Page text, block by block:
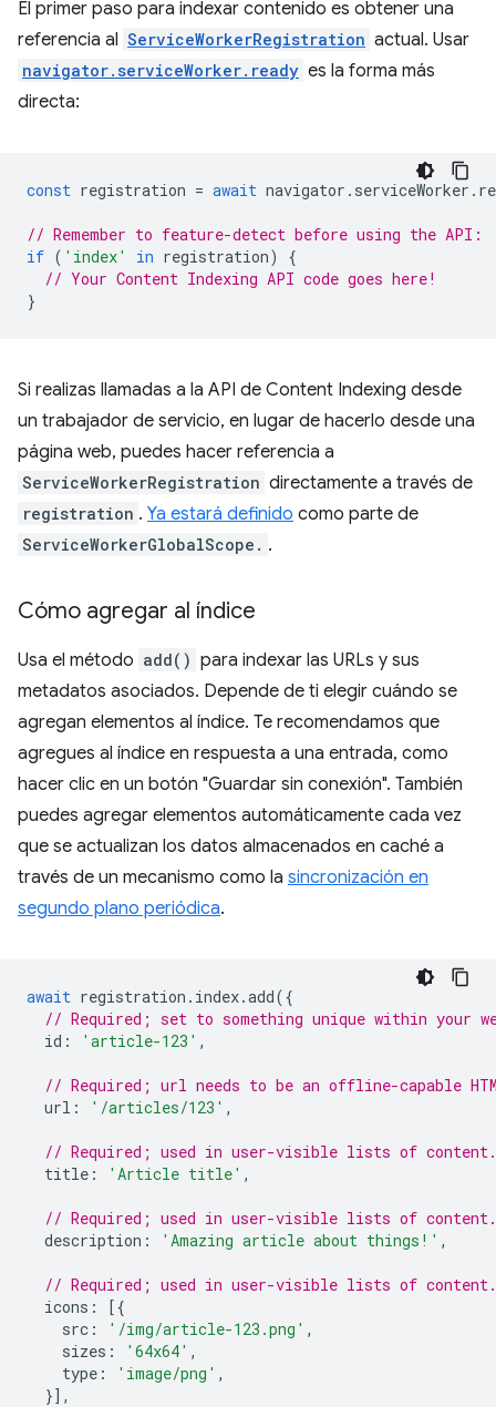
El primer paso para indexar contenido es obtener una
referencia al ServiceWorkerRegistration actual. Usar
navigator.serviceWorker.ready es la forma más
directa:
const registration = await navigator . serviceWorker .
// Remember to feature-detect before using the API:
if ( 'index' in registration)
{
// Your Content Indexing API code goes here!
}
Si realizas llamadas a la API de Content Indexing desde
un trabajador de servicio, en lugar de hacerlo desde una
página web, puedes hacer referencia a
ServiceWorkerRegistration directamente a través de
registration . Ya estará definido como parte de
ServiceWorkerGlobalScope. .
Cómo agregar al índice
Usa el método add() para indexar las URLs y sus
metadatos asociados. Depende de ti elegir cuándo se
agregan elementos al índice. Te recomendamos que
agregues al índice en respuesta a una entrada, como
hacer clic en un botón "Guardar sin conexión". También
puedes agregar elementos automáticamente cada vez
que se actualizan los datos almacenados en caché a
través de un mecanismo como la sincronización en
segundo plano periódica.
await registration . index.add({
// Required; set to something unique within your
id : 'article-123' ,
// Required; url needs to be an offline-capable
url : '/articles/123' ,
// Required; used in user-visible lists of content.
title : 'Article title' ,
// Required; used in user-visible lists of content.
description : 'Amazing article about things!' ,
// Required; used in user-visible lists of content.
icons :
[{
src : '/img/article-123.png' ,
sizes : '64x64' ,
type : 'image/png' ,
}],